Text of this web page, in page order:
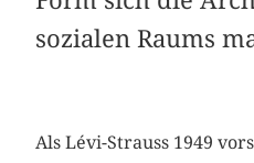
sozialen Raums
Als Lévi-Strauss 1949